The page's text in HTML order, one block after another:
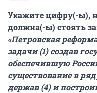
Укажите цифру(-ы),
должна(-ы) стоять
«Петровская
задачи (1) создав
обеспечившую
существование в
держав (4) и